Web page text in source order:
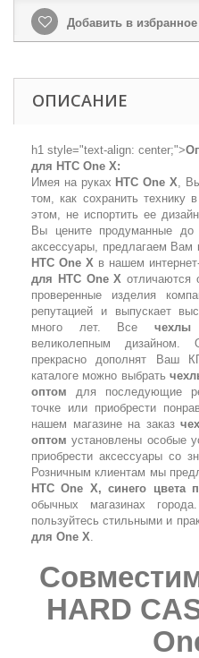
Добавить в избранное
ОПИСАНИЕ
h1 style="text-align: center;">
для HTC One X:
Имея на руках HTC One X,
том, как сохранить технику
этом, не испортить ее
Вы цените продуманные до
аксессуары, предлагаем Вам
HTC One X в нашем
для HTC One X отличаются
проверенные изделия
репутацией и выпускает
много лет. Все чехлы
великолепным
прекрасно дополнят Ваш
каталоге можно выбрать
оптом для последующие
точке или приобрести
нашем магазине на заказ
оптом установлены особые
приобрести аксессуары со
Розничным клиентам мы
HTC One X, синего цвета
обычных магазинах
пользуйтесь стильными и
для One X.
HARD